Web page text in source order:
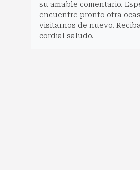
su amable comentario.
encuentre pronto otra
visitarnos de nuevo.
cordial saludo.